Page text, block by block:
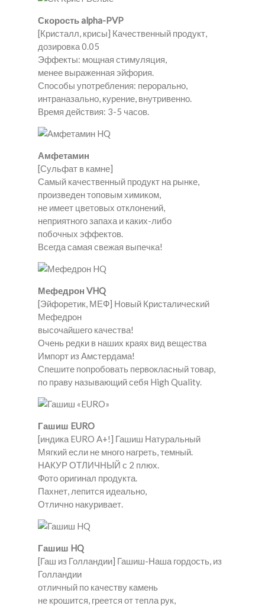
Скорость alpha-PVP
[Кристалл, крисы] Качественный продукт,
дозировка 0.05
Эффекты: мощная стимуляция,
менее выраженная эйфория.
Способы употребления: перорально,
интраназально, курение, внутривенно.
Время действия: 3-5 часов.
Амфетамин
[Сульфат в камне]
Самый качественный продукт на рынке,
произведен топовым химиком,
не имеет цветовых отклонений,
неприятного запаха и каких-либо
побочных эффектов.
Всегда самая свежая выпечка!
Мефедрон VHQ
[Эйфоретик, МЕФ] Новый Кристалический
Мефедрон
высочайшего качества!
Очень редки в наших краях вид вещества
Импорт из Амстердама!
Спешите попробовать первокласный товар,
по праву называющий себя High Quality.
Гашиш EURO
[индика EURO A+!] Гашиш Натуральный
Мягкий если не много нагреть, темный.
НАКУР ОТЛИЧНЫЙ с 2 плюх.
Фото оригинал продукта.
Пахнет, лепится идеально,
Отлично накуривает.
Гашиш HQ
[Гаш из Голландии] Гашиш-Наша гордость, из
Голландии
отличный по качеству камень
не крошится, греется от тепла рук,